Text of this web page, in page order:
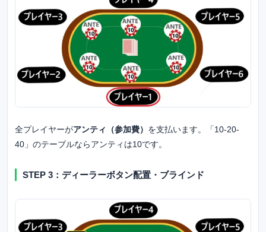
全プレイヤーがアンティ（参加費） を支払います。「10-20-
40」のテーブルならアンティは10です。
STEP 3：ディーラーボタン配置・ブラインド